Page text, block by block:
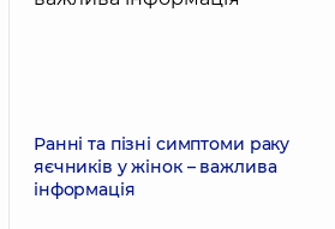
Ранні та пізні симптоми раку
яєчників у жінок – важлива
інформація